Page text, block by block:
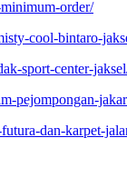
order/
cool-bintaro-
sport-center-
pejompongan-
dan-karpet-